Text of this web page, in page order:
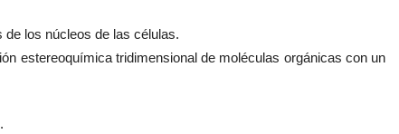
los núcleos de las células.
estereoquímica tridimensional de moléculas orgánicas con un